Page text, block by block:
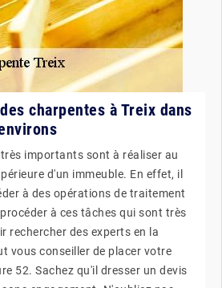
charpentes à Treix dans
importants sont à réaliser au
d'un immeuble. En effet, il
à des opérations de traitement
à ces tâches qui sont très
rechercher des experts en la
vous conseiller de placer votre
52. Sachez qu'il dresser un devis